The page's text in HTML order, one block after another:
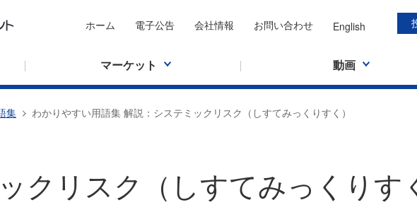
ホーム 電子公告 会社情報 お問い合わせ English
マーケット 動画
集 わかりやすい用語集 解説：システミックリスク（しすてみっくりすく）
クリスク（しすてみっくりす